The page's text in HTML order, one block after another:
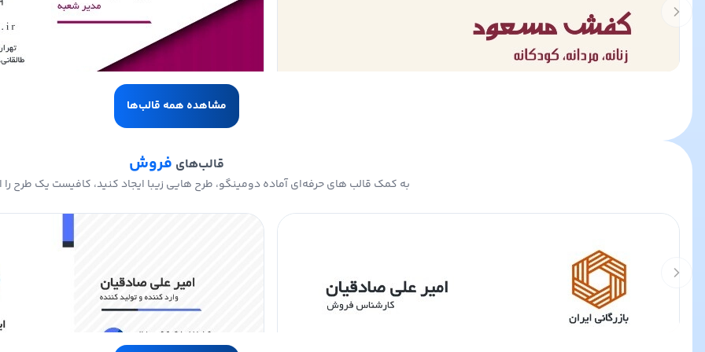
Previous slide
مشاهده همه قالب‌ها
قالب‌های فروش
به کمک قالب های حرفه‌ای آماده دومینگو، طرح هایی زیبا ایجاد کنید، کافیست یک طرح را
Previous slide